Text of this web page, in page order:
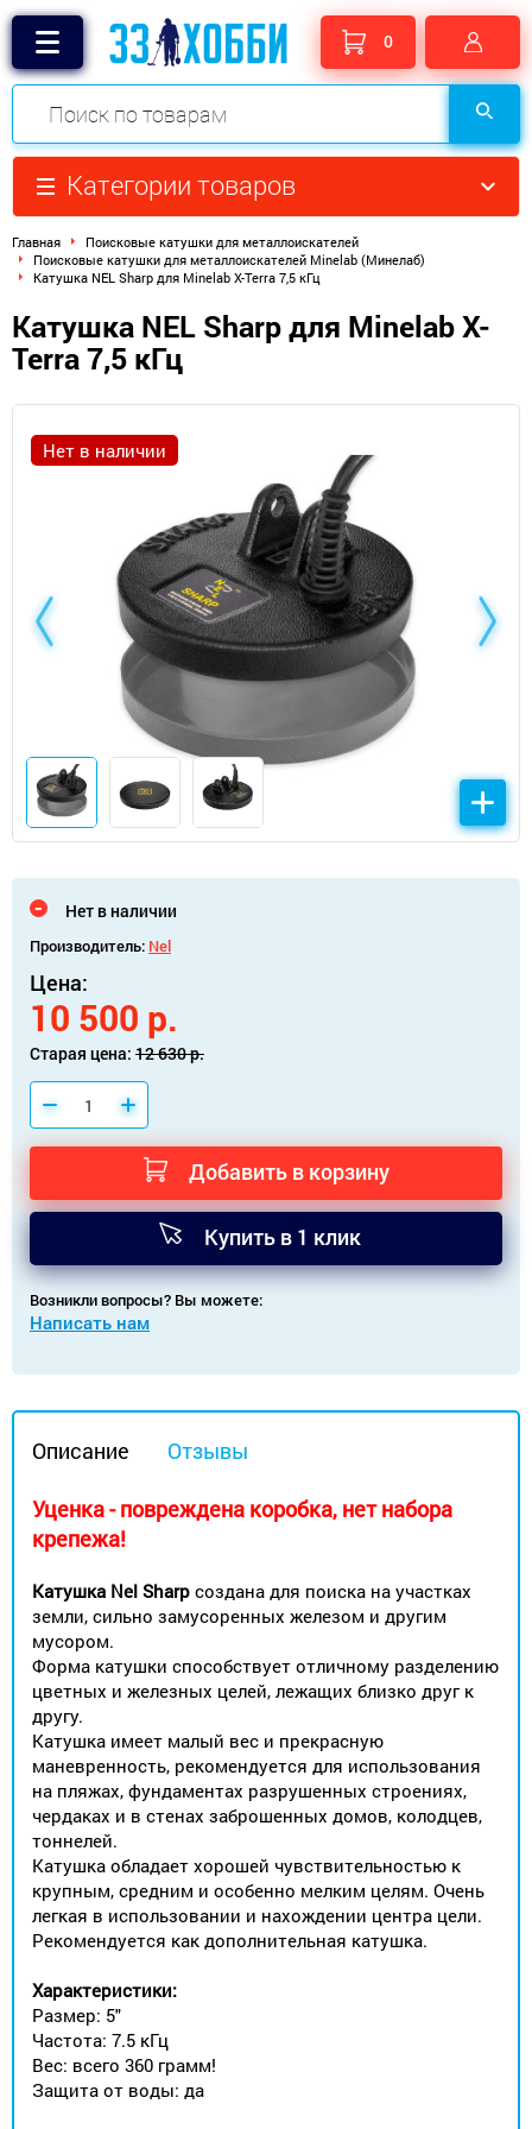
0
Категории товаров
Главная
Поисковые катушки для металлоискателей
Поисковые катушки для металлоискателей Minelab (Минелаб)
Катушка NEL Sharp для Minelab X-Terra 7,5 кГц
Катушка NEL Sharp для Minelab X-
Terra 7,5 кГц
Нет в наличии
Нет в наличии
Производитель: Nel
Цена:
10 500 р.
Старая цена: 12 630 р.
Добавить в корзину
Купить в 1 клик
Возникли вопросы? Вы можете:
Написать нам
Описание Отзывы
Уценка - повреждена коробка, нет набора
крепежа!
Катушка Nel Sharp создана для поиска на участках
земли, сильно замусоренных железом и другим
мусором.
Форма катушки способствует отличному разделению
цветных и железных целей, лежащих близко друг к
другу.
Катушка имеет малый вес и прекрасную
маневренность, рекомендуется для использования
на пляжах, фундаментах разрушенных строениях,
чердаках и в стенах заброшенных домов, колодцев,
тоннелей.
Катушка обладает хорошей чувствительностью к
крупным, средним и особенно мелким целям. Очень
легкая в использовании и нахождении центра цели.
Рекомендуется как дополнительная катушка.
Характеристики:
Размер: 5"
Частота: 7.5 кГц
Вес: всего 360 грамм!
Защита от воды: да